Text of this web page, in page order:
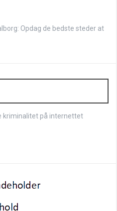
Opdag de bedste steder at
kriminalitet på internettet